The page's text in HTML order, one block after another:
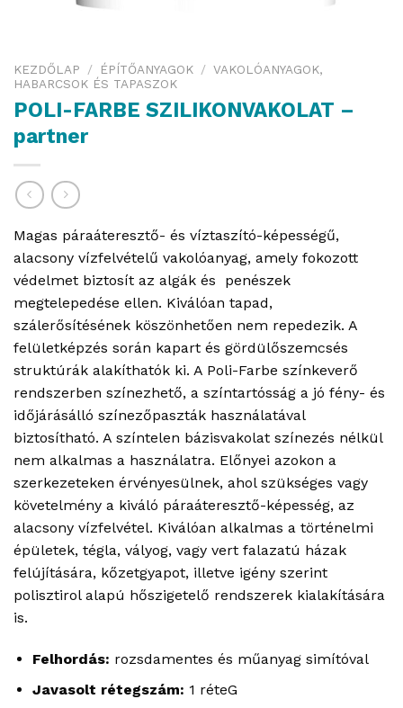
KEZDŐLAP / ÉPÍTŐANYAGOK / VAKOLÓANYAGOK,
HABARCSOK ÉS TAPASZOK
POLI-FARBE SZILIKONVAKOLAT –
partner
Magas páraáteresztő- és víztaszító-képességű,
alacsony vízfelvételű vakolóanyag, amely fokozott
védelmet biztosít az algák és penészek
megtelepedése ellen. Kiválóan tapad,
szálerősítésének köszönhetően nem repedezik. A
felületképzés során kapart és gördülőszemcsés
struktúrák alakíthatók ki. A Poli-Farbe színkeverő
rendszerben színezhető, a színtartósság a jó fény- és
időjárásálló színezőpaszták használatával
biztosítható. A színtelen bázisvakolat színezés nélkül
nem alkalmas a használatra. Előnyei azokon a
szerkezeteken érvényesülnek, ahol szükséges vagy
követelmény a kiváló páraáteresztő-képesség, az
alacsony vízfelvétel. Kiválóan alkalmas a történelmi
épületek, tégla, vályog, vagy vert falazatú házak
felújítására, kőzetgyapot, illetve igény szerint
polisztirol alapú hőszigetelő rendszerek kialakítására
is.
Felhordás: rozsdamentes és műanyag simítóval
Javasolt rétegszám: 1 réteG